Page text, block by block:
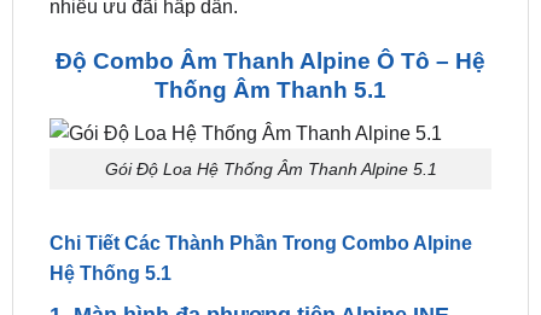
TP.HCM & Bình Dương
Thanh Alpine phù hợp với xe của bạn và nhận
nhiều ưu đãi hấp dẫn.
Độ Combo Âm Thanh Alpine Ô Tô – Hệ
Thống Âm Thanh 5.1
Gói Độ Loa Hệ Thống Âm Thanh Alpine 5.1